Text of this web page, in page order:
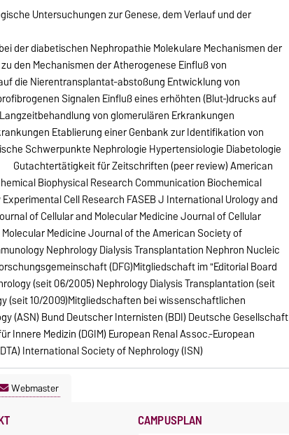
Untersuchungen zur Genese, dem Verlauf und der
der diabetischen Nephropathie Molekulare Mechanismen der
den Mechanismen der Atherogenese Einfluß von
die Nierentransplantat-abstoßung Entwicklung von
Signalen Einfluß eines erhöhten (Blut-)drucks auf
von glomerulären Erkrankungen
Etablierung einer Genbank zur Identifikation von
Schwerpunkte Nephrologie Hypertensiologie Diabetologie
Gutachtertätigkeit für Zeitschriften (peer review) American
Biophysical Research Communication Biochemical
Cell Research FASEB J International Urology and
of Cellular and Molecular Medicine Journal of Cellular
Medicine Journal of the American Society of
Nephrology Dialysis Transplantation Nephron Nucleic
(DFG)Mitgliedschaft im "Editorial Board
(seit 06/2005) Nephrology Dialysis Transplantation (seit
(seit 10/2009)Mitgliedschaften bei wissenschaftlichen
(ASN) Bund Deutscher Internisten (BDI) Deutsche Gesellschaft
Innere Medizin (DGIM) European Renal Assoc.-European
International Society of Nephrology (ISN)
Webmaster
CAMPUSPLAN